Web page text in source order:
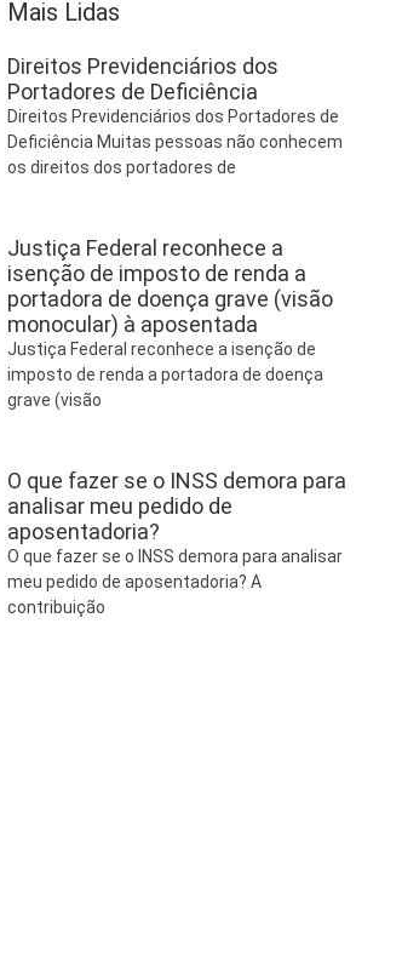
Mais Lidas
Direitos Previdenciários dos
Portadores de Deficiência
Direitos Previdenciários dos Portadores de
Deficiência Muitas pessoas não conhecem
os direitos dos portadores de
Justiça Federal reconhece a
isenção de imposto de renda a
portadora de doença grave (visão
monocular) à aposentada
Justiça Federal reconhece a isenção de
imposto de renda a portadora de doença
grave (visão
O que fazer se o INSS demora para
analisar meu pedido de
aposentadoria?
O que fazer se o INSS demora para analisar
meu pedido de aposentadoria? A
contribuição